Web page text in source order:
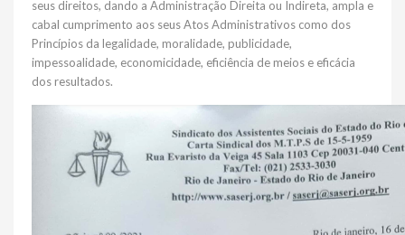
seus direitos, dando a Administração Direita ou Indireta, ampla e
cabal cumprimento aos seus Atos Administrativos como dos
Princípios da legalidade, moralidade, publicidade,
impessoalidade, economicidade, eficiência de meios e eficácia
dos resultados.